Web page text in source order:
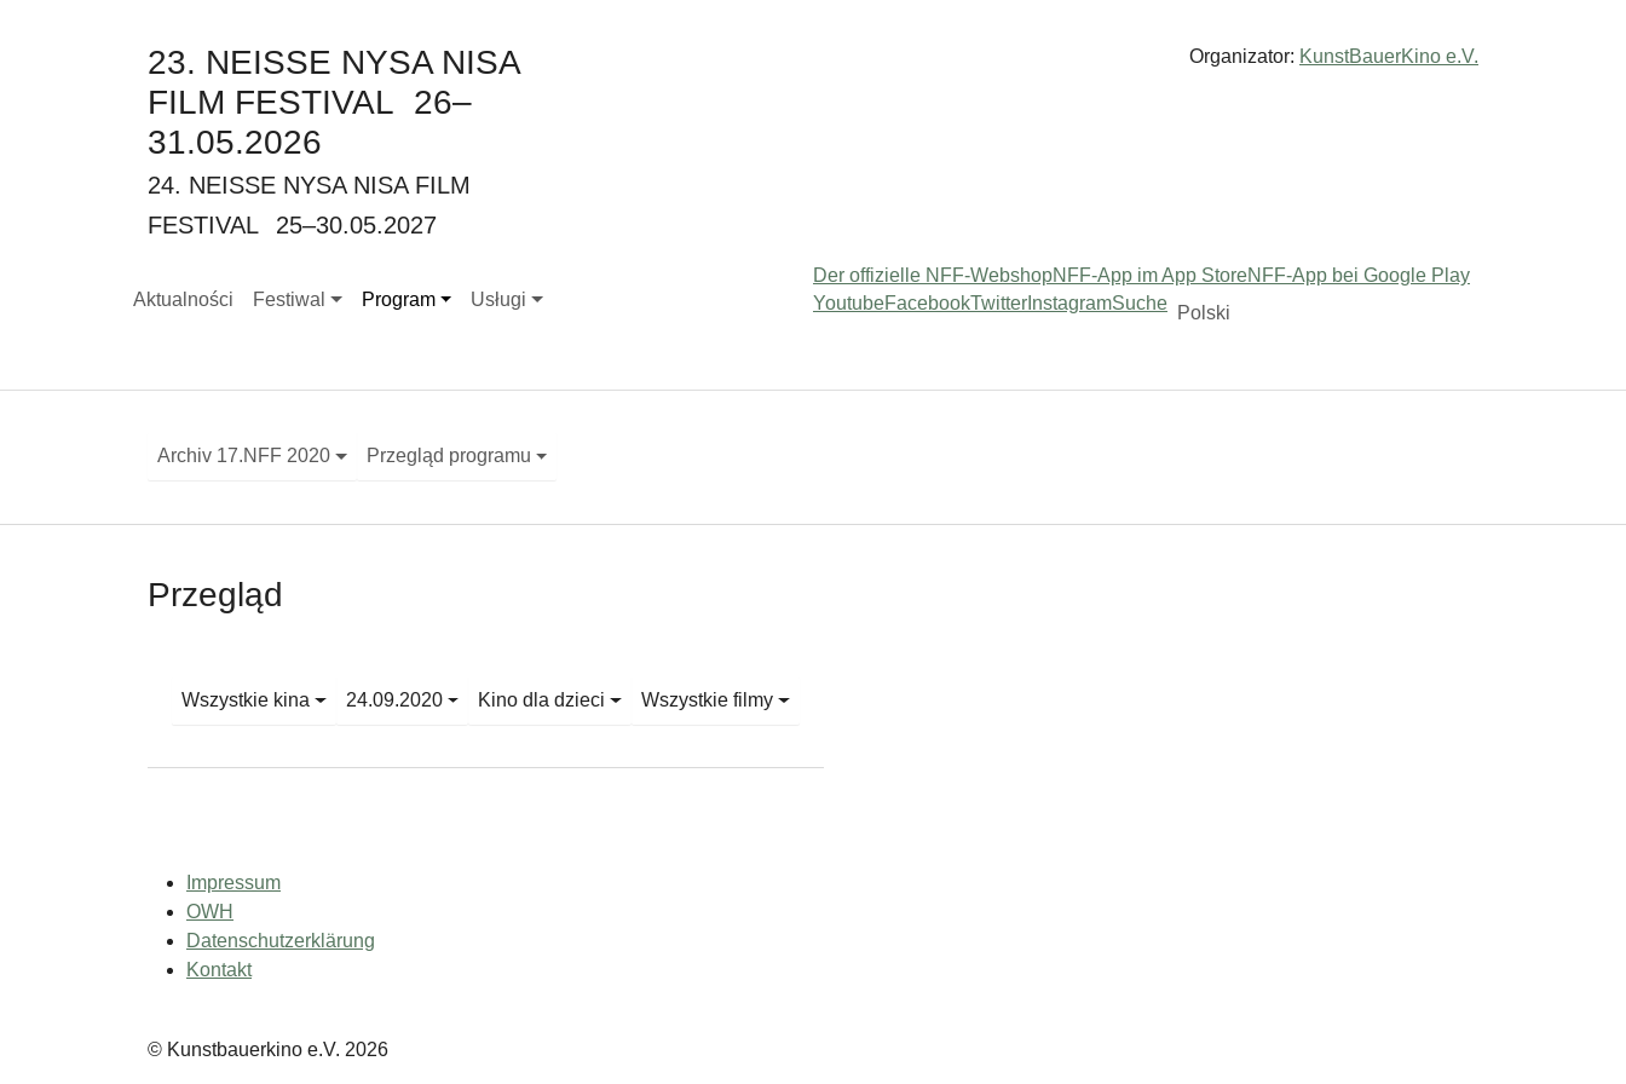
23. NEISSE NYSA NISA
FILM FESTIVAL 26–
31.05.2026
24. NEISSE NYSA NISA FILM
FESTIVAL
25–30.05.2027
Organizator: KunstBauerKino e.V.
Aktualności Festiwal
Submenu for "Festiwal"
Program
Submenu for "Program"
Usługi
Submenu for "Usługi"
Der offizielle NFF-WebshopNFF-App im App StoreNFF-App bei Google Play
YoutubeFacebookTwitter InstagramSuche Polski
Archiv 17.NFF 2020 Przegląd programu
Przegląd
Wszystkie kina 24.09.2020 Kino dla dzieci Wszystkie filmy
Impressum
OWH
Datenschutzerklärung
Kontakt
© Kunstbauerkino e.V. 2026